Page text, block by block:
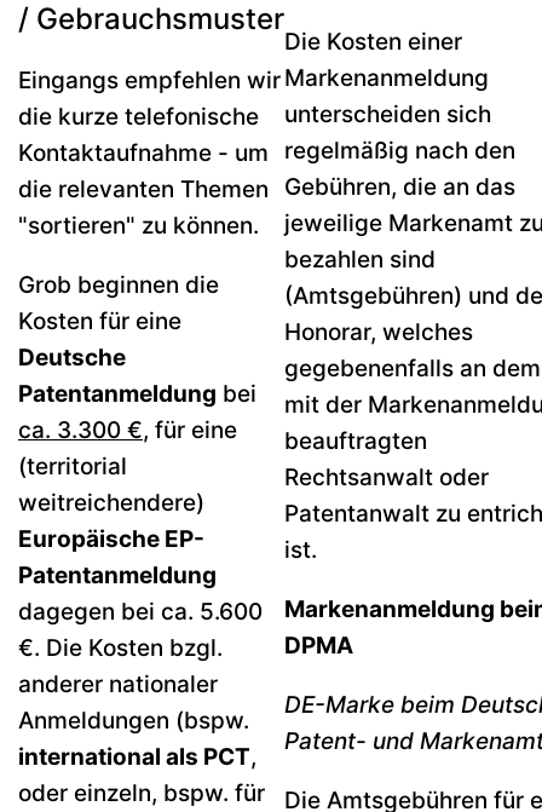
/ Gebrauchsmuster
Eingangs empfehlen wir
die kurze telefonische
Kontaktaufnahme - um
die relevanten Themen
"sortieren" zu können.
Grob beginnen die
Kosten für eine
Deutsche
Patentanmeldung bei
ca. 3.300 €, für eine
(territorial
weitreichendere)
Europäische EP-
Patentanmeldung
dagegen bei ca. 5.600
€. Die Kosten bzgl.
anderer nationaler
Anmeldungen (bspw.
international als PCT,
oder einzeln, bspw. für
Die Kosten einer
Markenanmeldung
unterscheiden sich
regelmäßig nach den
Gebühren, die an das
jeweilige Markenamt
bezahlen sind
(Amtsgebühren) und
Honorar, welches
gegebenenfalls an dem
mit der
beauftragten
Rechtsanwalt oder
Patentanwalt zu
ist.
Markenanmeldung
DPMA
DE-Marke beim
Patent- und
Die Amtsgebühren für